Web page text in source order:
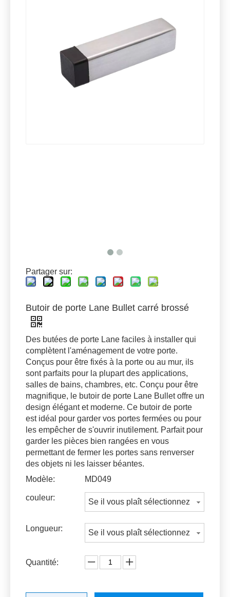
Partager sur:
Butoir de porte Lane Bullet carré brossé
Des butées de porte Lane faciles à installer qui
complètent l'aménagement de votre porte.
Conçus pour être fixés à la porte ou au mur, ils
sont parfaits pour la plupart des applications,
salles de bains, chambres, etc. Conçu pour être
magnifique, le butoir de porte Lane Bullet offre un
design élégant et moderne. Ce butoir de porte
est idéal pour garder vos portes fermées ou pour
les empêcher de s'ouvrir inutilement. Parfait pour
garder les pièces bien rangées en vous
permettant de fermer les portes sans renverser
des objets ni les laisser béantes.
Modèle:
MD049
couleur: Se il vous plaît sélectionnez
Longueur: Se il vous plaît sélectionnez
Quantité: